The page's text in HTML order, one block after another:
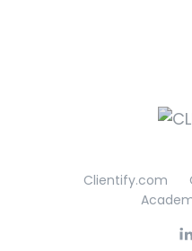
Clientify.com